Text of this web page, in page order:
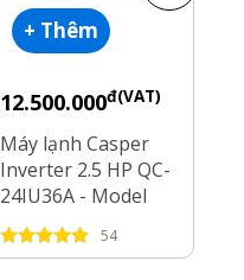
+ Thêm
12.500.000đ(VAT)
Máy lạnh Casper
Inverter 2.5 HP QC-
24IU36A - Model
2025
54